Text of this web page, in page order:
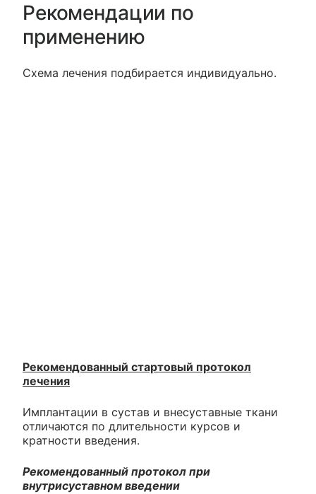
Рекомендации по
применению
Схема лечения подбирается индивидуально.
Рекомендованный стартовый протокол
лечения
Имплантации в сустав и внесуставные ткани
отличаются по длительности курсов и
кратности введения.
Рекомендованный протокол при
внутрисуставном введении